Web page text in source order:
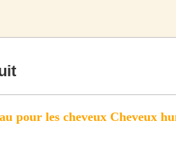
pour les cheveux Cheveux